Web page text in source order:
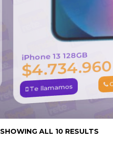
iPhone 13 128GB
$4.734.960
Te llamamos
SHOWING ALL 10 RESULTS